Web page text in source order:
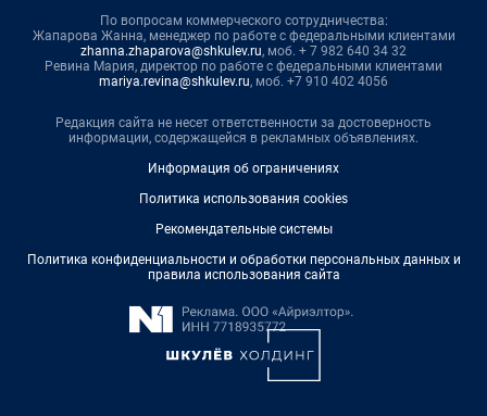
По вопросам коммерческого сотрудничества:
Жапарова Жанна, менеджер по работе с федеральными клиентами
zhanna.zhaparova@shkulev.ru, моб. + 7 982 640 34 32
Ревина Мария, директор по работе с федеральными клиентами
mariya.revina@shkulev.ru, моб. +7 910 402 4056
Редакция сайта не несет ответственности за достоверность
информации, содержащейся в рекламных объявлениях.
Информация об ограничениях
Политика использования cookies
Рекомендательные системы
Политика конфиденциальности и обработки персональных данных и
правила использования сайта